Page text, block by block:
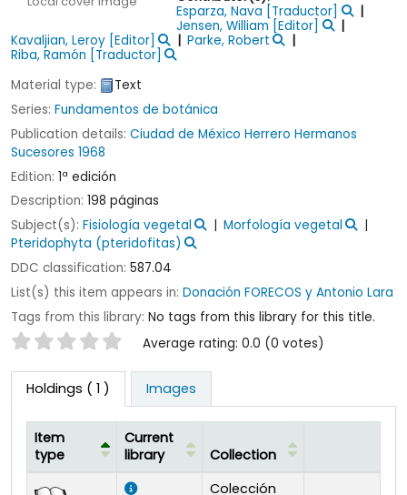
Esparza, Nava [Traductor]
Jensen, William [Editor]
Kavaljian, Leroy [Editor]
Parke, Robert
Riba, Ramón [Traductor]
Material type:
Text
Series: Fundamentos de botánica
Publication details: Ciudad de México Herrero Hermanos
Sucesores 1968
Edition: 1ª edición
Description: 198 páginas
Subject(s): Fisiología vegetal
Morfología vegetal
Pteridophyta (pteridofitas)
DDC classification: 587.04
List(s) this item appears in: Donación FORECOS y Antonio Lara
Tags from this library: No tags from this library for this title.
Star ratings Average rating: 0.0 (0 votes)
Holdings ( 1 ) Images
Holdings
Item
type
Current
library
Collection
Colección